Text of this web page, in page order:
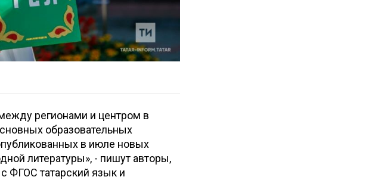
регионами и центром в
образовательных
в июле новых
литературы», - пишут авторы,
ФГОС татарский язык и